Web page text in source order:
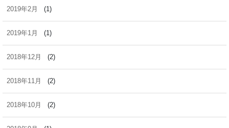
2019年2月 (1)
2019年1月 (1)
2018年12月 (2)
2018年11月 (2)
2018年10月 (2)